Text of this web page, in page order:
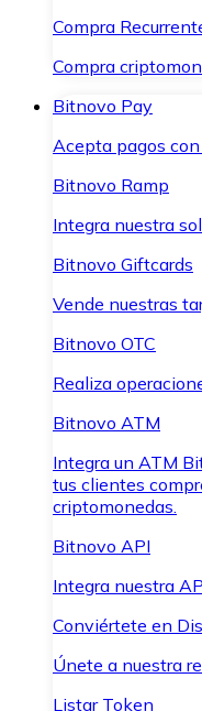
Compra
Compra
Bitnovo Pay
Acepta pagos
Bitnovo Ramp
Integra nuestra
Bitnovo Giftcards
Vende nuestras
Bitnovo OTC
Realiza
Bitnovo ATM
Integra un ATM
tus clientes
criptomonedas.
Bitnovo API
Integra nuestra
Conviértete en
Únete a nuestra
Listar Token